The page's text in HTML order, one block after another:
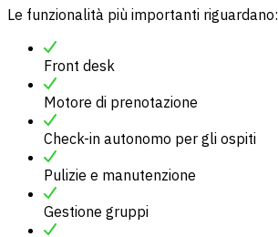
Le funzionalità più importanti riguardano:
Front desk
Motore di prenotazione
Check-in autonomo per gli ospiti
Pulizie e manutenzione
Gestione gruppi